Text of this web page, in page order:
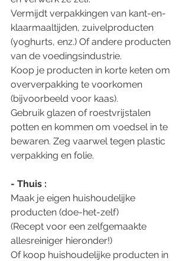
Vermijdt verpakkingen van kant-en-
klaarmaaltijden, zuivelproducten
(yoghurts, enz.) Of andere producten
van de voedingsindustrie.
Koop je producten in korte keten om
oververpakking te voorkomen
(bijvoorbeeld voor kaas).
Gebruik glazen of roestvrijstalen
potten en kommen om voedsel in te
bewaren. Zeg vaarwel tegen plastic
verpakking en folie.
- Thuis :
Maak je eigen huishoudelijke
producten (doe-het-zelf)
(Recept voor een zelfgemaakte
allesreiniger hieronder!)
Of koop huishoudelijke producten in